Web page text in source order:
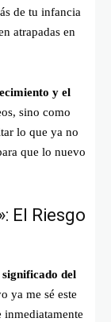
de tu infancia
atrapadas en
y el
sino como
lo que ya no
que lo nuevo
El Riesgo
significado del
ya me sé este